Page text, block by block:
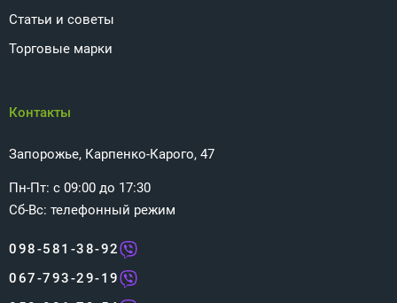
Статьи и советы
Торговые марки
Контакты
Запорожье, Карпенко-Карого, 47
Пн-Пт: с 09:00 до 17:30
Сб-Вс: телефонный режим
098-581-38-92
067-793-29-19